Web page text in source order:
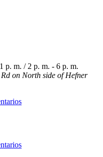
p. m. /2 p. m. - 6 p. m.
on North side of Hefner